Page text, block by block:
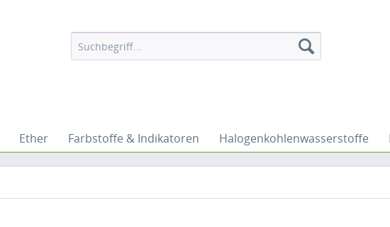
Ether Farbstoffe & Indikatoren Halogenkohlenwasserstoffe